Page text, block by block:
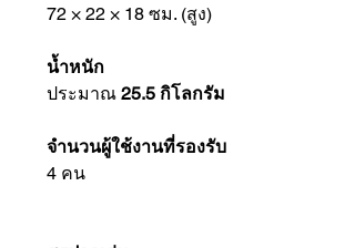
72 × 22 × 18 ซม. (สูง)
น้ำหนัก
ประมาณ 25.5 กิโลกรัม
จำนวนผู้ใช้งานที่รองรับ
4 คน